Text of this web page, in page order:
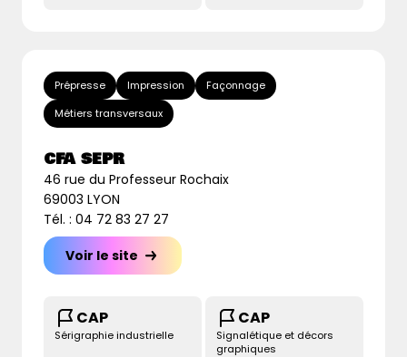
Prépresse Impression
Façonnage
Métiers transversaux
CFA SEPR
46 rue du Professeur Rochaix
69003 LYON
Tél. : 04 72 83 27 27
Voir le site
CAP
Sérigraphie industrielle
CAP
Signalétique et décors
graphiques